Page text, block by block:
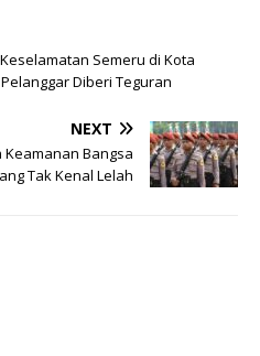
Semeru di Kota
Diberi Teguran
NEXT
Keamanan Bangsa
Tak Kenal Lelah